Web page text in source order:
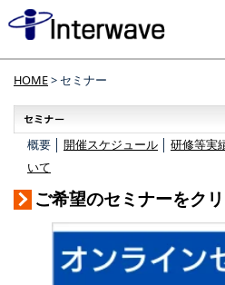
HOME> セミナー
概要 │ 開催スケジュール 研修等実
いて
ご希望のセミナーをク